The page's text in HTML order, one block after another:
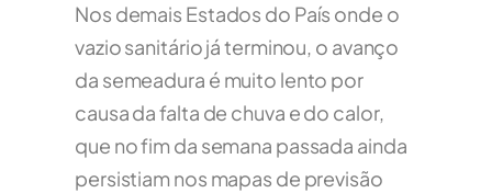
Nos demais Estados do País onde o
vazio sanitário já terminou, o avanço
da semeadura é muito lento por
causa da falta de chuva e do calor,
que no fim da semana passada ainda
persistiam nos mapas de previsão